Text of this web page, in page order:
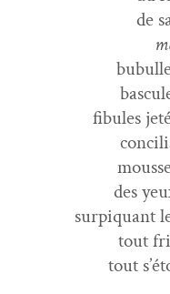
de
fibules
des
surpi­quant
tout
tout